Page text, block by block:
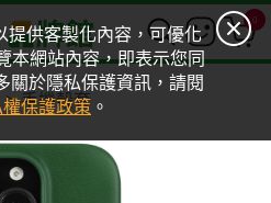
供客製化內容，可優化
本網站內容，即表示您同
關於隱私保護資訊，請閱
保護政策 。
0
手機殼套